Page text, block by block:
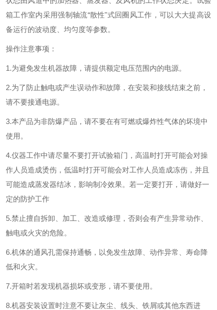
箱工作室内采用强制轴流“散性"式回圈风工作，可以大大提高设
备运行的波动度、均匀度等参数。
操作注意事项：
1.为避免发生机器故障，请提供额定电压范围内的电源。
2.为了防止触电或产生误动作和故障，在安装和接线结束之前，
请不要接通电源。
3.本产品为非防爆产品，请不要在有可燃或爆炸性气体的坏境中
使用。
4.仪器工作中请尽量不要打开试验箱门，高温时打开可能会对操
作人员造成烫伤，低温时打开可能会对工作人员造成冻伤，并且
可能造成蒸发器结冰，影响制冷效果。若一定要打开，请做好一
定的防护工作
5.禁止擅自拆卸、加工、改造或修理，否则会有产生异常动作、
触电或火灾的危险。
6.机体的通风孔需保持通畅，以免发生故障、动作异常、寿命降
低和火灾。
7.开箱时若发现机器损坏或变形，请不要使用。
8.机器安装设置时注意不要让灰尘、线头、铁屑或其他东西进